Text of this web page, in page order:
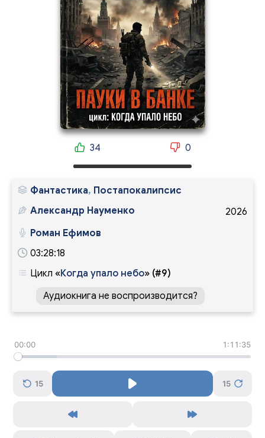
34 0
Фантастика, Постапокалипсис
2026
Александр Науменко
Роман Ефимов
03:28:18
Цикл «Когда упало небо» (#9)
Аудиокнига не воспроизводится?
00:00 1:11:35
15 15